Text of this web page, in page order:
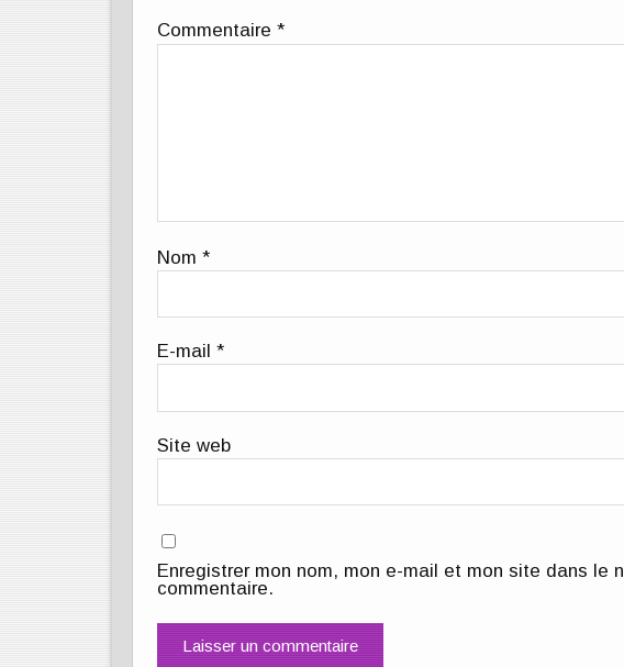
Commentaire*
Nom*
E-mail*
Site web
Enregistrer mon nom, mon e-mail et mon site dans le
commentaire.